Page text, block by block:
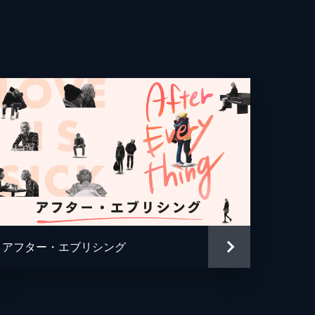
デッリ・エスポスティ
・プラチド
ド・ミラーニ
ド・ミラーニ
・カレンダ
アフター・エブリシング